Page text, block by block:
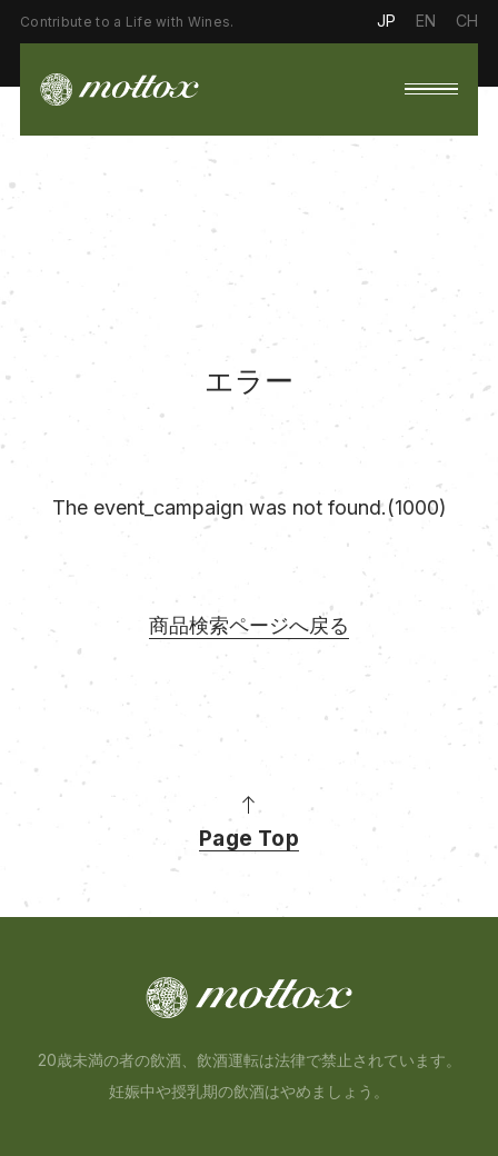
Contribute to a Life with Wines. JP EN CH
エラー
The event_campaign was not found.(1000)
商品検索ページへ戻る
Page Top
20歳未満の者の飲酒、飲酒運転は法律で禁止されています。
妊娠中や授乳期の飲酒はやめましょう。